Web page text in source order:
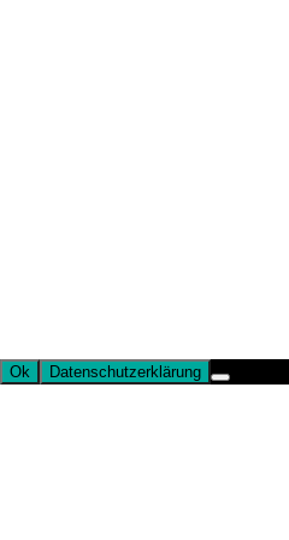
Ok Datenschutzerklärung